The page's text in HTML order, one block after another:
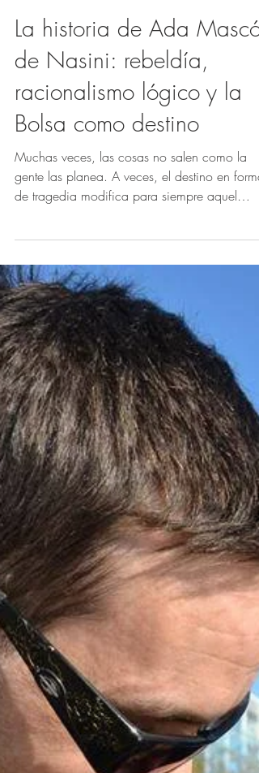
La historia de Ada Mascó
de Nasini: rebeldía,
racionalismo lógico y la
Bolsa como destino
rumbo...